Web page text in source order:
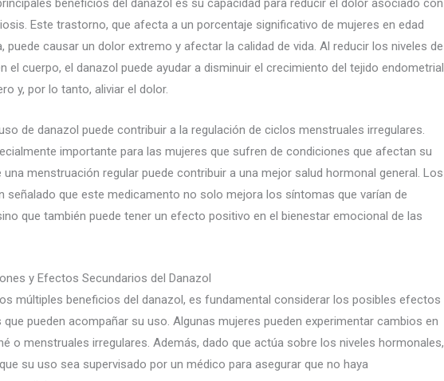
beneficios del danazol es su capacidad para reducir el dolor asociado con
Este trastorno, que afecta a un porcentaje significativo de mujeres en edad
puede causar un dolor extremo y afectar la calidad de vida. Al reducir los niveles de
el cuerpo, el danazol puede ayudar a disminuir el crecimiento del tejido endometrial
y, por lo tanto, aliviar el dolor.
de danazol puede contribuir a la regulación de ciclos menstruales irregulares.
importante para las mujeres que sufren de condiciones que afectan su
una menstruación regular puede contribuir a una mejor salud hormonal general. Los
señalado que este medicamento no solo mejora los síntomas que varían de
que también puede tener un efecto positivo en el bienestar emocional de las
y Efectos Secundarios del Danazol
múltiples beneficios del danazol, es fundamental considerar los posibles efectos
que pueden acompañar su uso. Algunas mujeres pueden experimentar cambios en
o menstruales irregulares. Además, dado que actúa sobre los niveles hormonales,
su uso sea supervisado por un médico para asegurar que no haya